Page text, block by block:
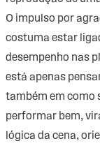
O impulso por
costuma estar
desempenho nas
está apenas
também em como
performar bem,
lógica da cena,